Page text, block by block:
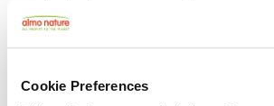
Cookie Preferences